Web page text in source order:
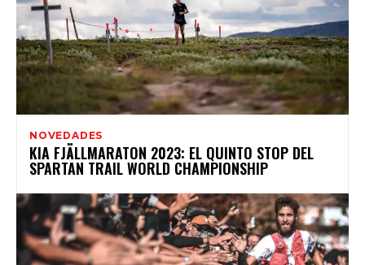
NOVEDADES
KIA FJÄLLMARATON 2023: EL QUINTO STOP DEL
SPARTAN TRAIL WORLD CHAMPIONSHIP